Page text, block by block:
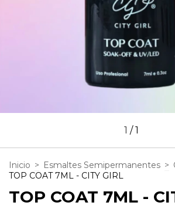
1 /1
Inicio > Esmaltes Semipermanentes >
TOP COAT 7ML - CITY GIRL
TOP COAT 7ML -